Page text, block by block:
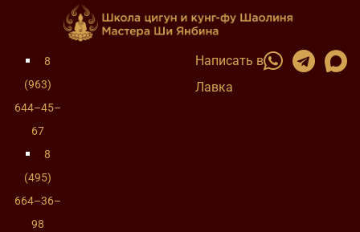
8
(963)
644–45–
67
8
(495)
664–36–
98
Написать в
Лавка